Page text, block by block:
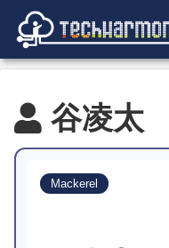
谷凌太
Mackerel